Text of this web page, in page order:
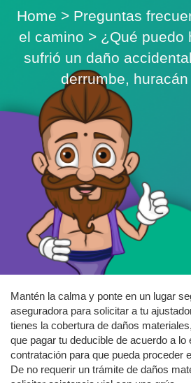
Home > Preguntas
el camino > ¿Qué puedo
sufrió un daño
derrumbe,
Mantén la calma y ponte en un lugar
aseguradora para solicitar a tu
tienes la cobertura de daños
que pagar tu deducible de acuerdo a lo
contratación para que pueda proceder
De no requerir un trámite de daños